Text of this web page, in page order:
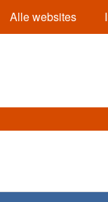
Alle websites